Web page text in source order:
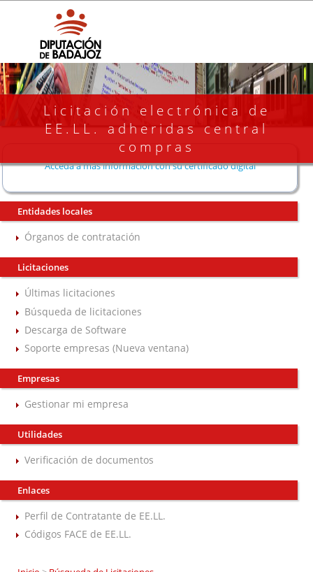
Licitación electrónica de
EE.LL. adheridas central
compras
Acceda a más información con su certificado digital
Entidades locales
Órganos de contratación
Licitaciones
Últimas licitaciones
Búsqueda de licitaciones
Descarga de Software
Soporte empresas (Nueva ventana)
Empresas
Gestionar mi empresa
Utilidades
Verificación de documentos
Enlaces
Perfil de Contratante de EE.LL.
Códigos FACE de EE.LL.